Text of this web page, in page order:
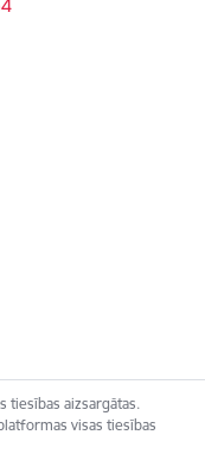
tiesības aizsargātas.
visas tiesības